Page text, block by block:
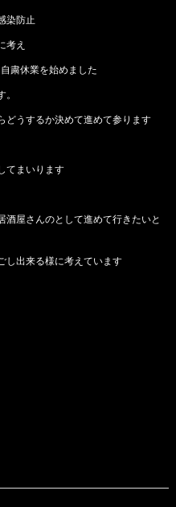
染防止
考え
粛休業を始めました
どうするか決めて進めて参ります
てまいります
酒屋さんのとして進めて行きたいと
し出来る様に考えています